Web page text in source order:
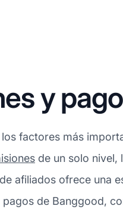
y
factores más
de un solo nivel,
afiliados ofrece una
de Banggood,